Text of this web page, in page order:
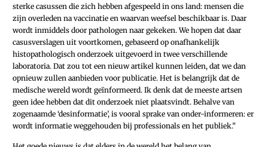
sterke casussen die zich hebben afgespeeld in ons land: mensen die
zijn overleden na vaccinatie en waarvan weefsel beschikbaar is. Daar
wordt inmiddels door pathologen naar gekeken. We hopen dat daar
casusverslagen uit voortkomen, gebaseerd op onafhankelijk
histopathologisch onderzoek uitgevoerd in twee verschillende
laboratoria. Dat zou tot een nieuw artikel kunnen leiden, dat we dan
opnieuw zullen aanbieden voor publicatie. Het is belangrijk dat de
medische wereld wordt geïnformeerd. Ik denk dat de meeste artsen
geen idee hebben dat dit onderzoek niet plaatsvindt. Behalve van
zogenaamde ‘desinformatie’, is vooral sprake van onder-informeren: er
wordt informatie weggehouden bij professionals en het publiek.”